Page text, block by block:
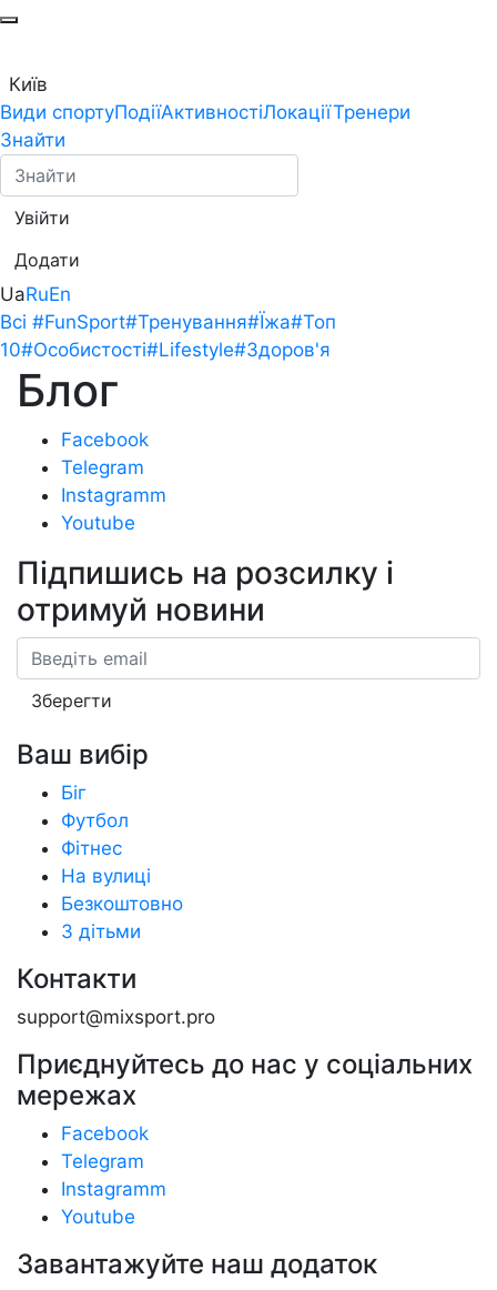
Київ
Види спортуПодіїАктивностіЛокаціїТренери
Знайти
Увійти
Додати
UaRuEn
Всі #FunSport#Тренування#Їжа#Топ
10#Особистості#Lifestyle#Здоров'я
Блог
Facebook
Telegram
Instagramm
Youtube
Підпишись на розсилку і
отримуй новини
Email
Зберегти
Ваш вибір
Біг
Футбол
Фітнес
На вулиці
Безкоштовно
З дітьми
Контакти
support@mixsport.pro
Приєднуйтесь до нас у соціальних
мережах
Facebook
Telegram
Instagramm
Youtube
Завантажуйте наш додаток